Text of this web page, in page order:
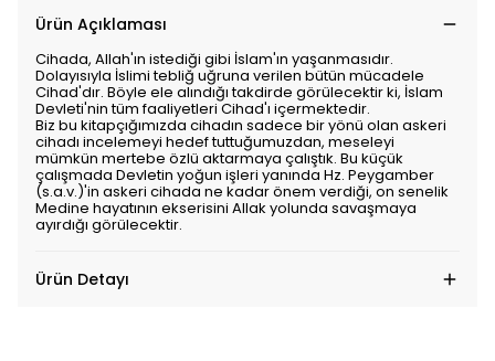
Ürün Açıklaması
Cihada, Allah'ın istediği gibi İslam'ın yaşanmasıdır.
Dolayısıyla İslimi tebliğ uğruna verilen bütün mücadele
Cihad'dır. Böyle ele alındığı takdirde görülecektir ki, İslam
Devleti'nin tüm faaliyetleri Cihad'ı içermektedir.
Biz bu kitapçığımızda cihadın sadece bir yönü olan askeri
cihadı incelemeyi hedef tuttuğumuzdan, meseleyi
mümkün mertebe özlü aktarmaya çalıştık. Bu küçük
çalışmada Devletin yoğun işleri yanında Hz. Peygamber
(s.a.v.)'in askeri cihada ne kadar önem verdiği, on senelik
Medine hayatının ekserisini Allak yolunda savaşmaya
ayırdığı görülecektir.
Ürün Detayı